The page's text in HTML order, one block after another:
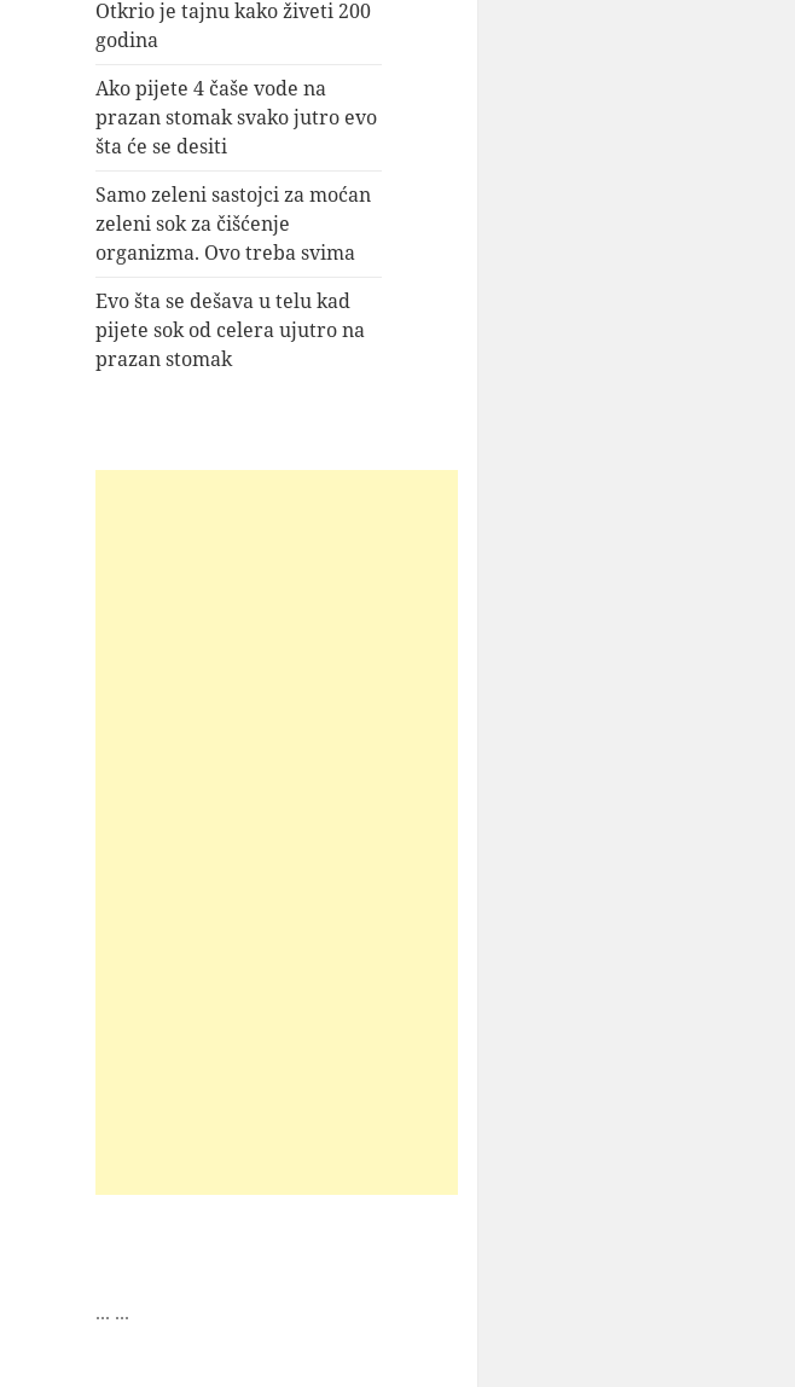
Otkrio je tajnu kako živeti 200
godina
Ako pijete 4 čaše vode na
prazan stomak svako jutro evo
šta će se desiti
Samo zeleni sastojci za moćan
zeleni sok za čišćenje
organizma. Ovo treba svima
Evo šta se dešava u telu kad
pijete sok od celera ujutro na
prazan stomak
... ...